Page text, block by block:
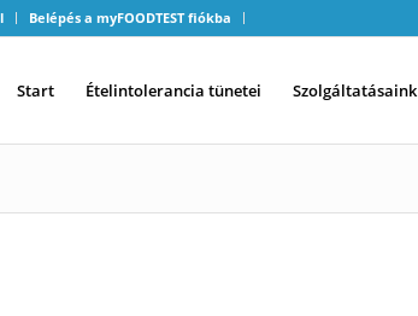
Belépés a myFOODTEST fiókba
Start Ételintolerancia tünetei Szolgáltatásaink